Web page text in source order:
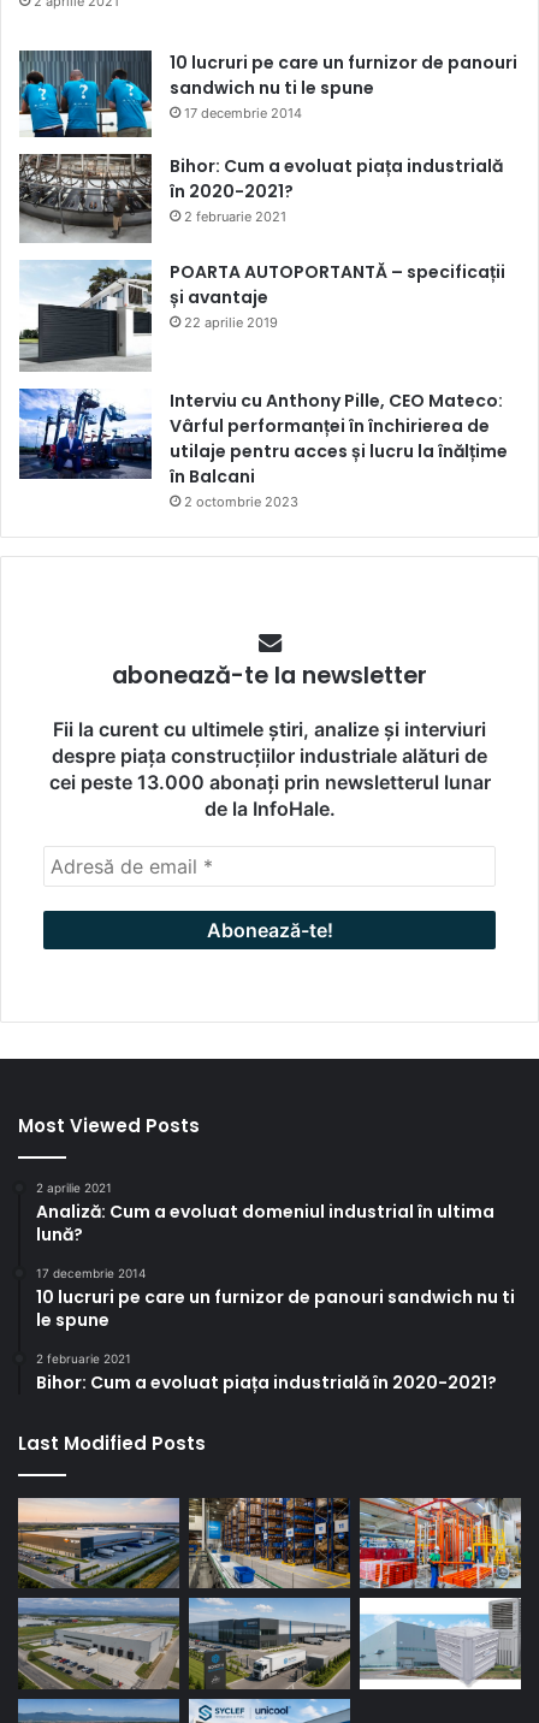
10 lucruri pe care un furnizor de panouri
sandwich nu ti le spune
17 decembrie 2014
Bihor: Cum a evoluat piața industrială
în 2020-2021?
2 februarie 2021
POARTA AUTOPORTANTĂ – specificații
și avantaje
22 aprilie 2019
Interviu cu Anthony Pille, CEO Mateco:
Vârful performanței în închirierea de
utilaje pentru acces și lucru la înălțime
în Balcani
2 octombrie 2023
abonează-te la newsletter
Fii la curent cu ultimele știri, analize și interviuri
despre piața construcțiilor industriale alături de
cei peste 13.000 abonați prin newsletterul lunar
de la InfoHale.
Most Viewed Posts
2 aprilie 2021
Analiză: Cum a evoluat domeniul industrial în ultima
lună?
17 decembrie 2014
10 lucruri pe care un furnizor de panouri sandwich nu ti
le spune
2 februarie 2021
Bihor: Cum a evoluat piața industrială în 2020-2021?
Last Modified Posts